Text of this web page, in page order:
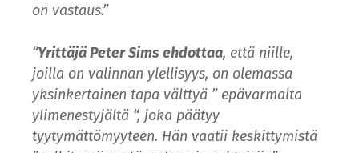
on vastaus.”
“Yrittäjä Peter Sims ehdottaa, että niille,
joilla on valinnan ylellisyys, on olemassa
yksinkertainen tapa välttyä ” epävarmalta
ylimenestyjältä “, joka päätyy
tyytymättömyyteen. Hän vaatii keskittymistä